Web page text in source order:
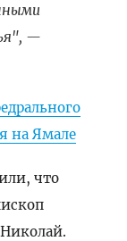
—
на Ямале
что